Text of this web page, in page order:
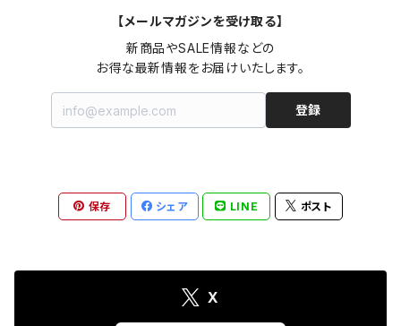
【メールマガジンを受け取る】
新商品やSALE情報などの
お得な最新情報をお届けいたします。
登録
保存 シェア LINE ポスト
X